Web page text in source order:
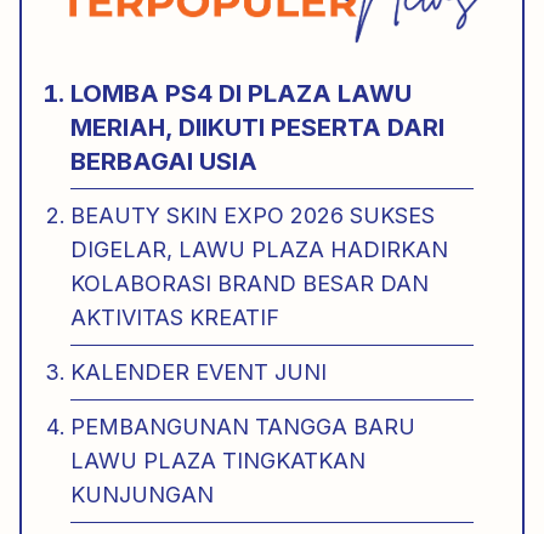
LOMBA PS4 DI PLAZA LAWU
MERIAH, DIIKUTI PESERTA DARI
BERBAGAI USIA
BEAUTY SKIN EXPO 2026 SUKSES
DIGELAR, LAWU PLAZA HADIRKAN
KOLABORASI BRAND BESAR DAN
AKTIVITAS KREATIF
KALENDER EVENT JUNI
PEMBANGUNAN TANGGA BARU
LAWU PLAZA TINGKATKAN
KUNJUNGAN